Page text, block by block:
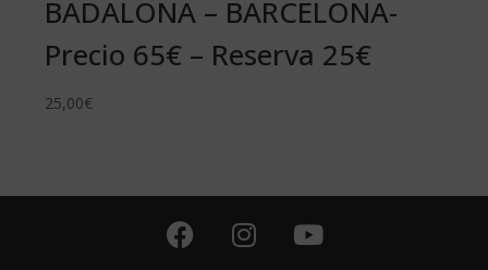
BADALONA – BARCELONA-
Precio 65€ – Reserva 25€
25,00€